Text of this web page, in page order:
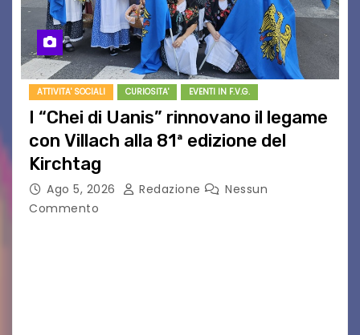
ATTIVITA' SOCIALI CURIOSITA' EVENTI IN F.V.G.
I “Chei di Uanis” rinnovano il legame
con Villach alla 81ª edizione del
Kirchtag
Ago 5, 2026 Redazione
Nessun
Commento